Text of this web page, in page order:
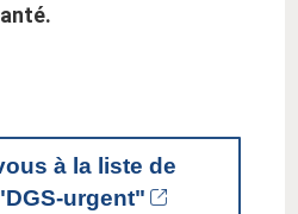
à la liste de
urgent"